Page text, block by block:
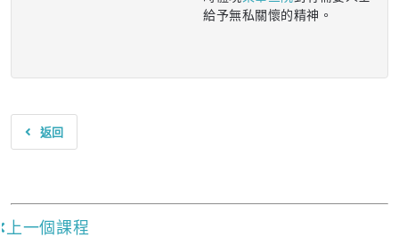
給予無私關懷的精神。
返回
上一個課程